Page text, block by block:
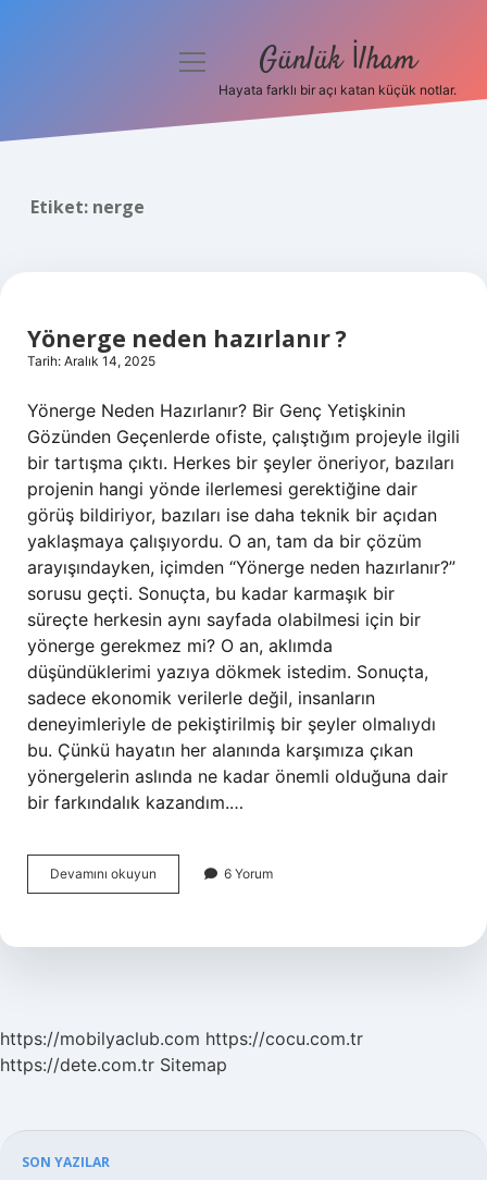
menüyü
Günlük İlham
Hayata farklı bir açı katan küçük notlar.
Etiket: nerge
Yönerge neden hazırlanır ?
Tarih: Aralık 14, 2025
Yönerge Neden Hazırlanır? Bir Genç Yetişkinin
Gözünden Geçenlerde ofiste, çalıştığım projeyle ilgili
bir tartışma çıktı. Herkes bir şeyler öneriyor, bazıları
projenin hangi yönde ilerlemesi gerektiğine dair
görüş bildiriyor, bazıları ise daha teknik bir açıdan
yaklaşmaya çalışıyordu. O an, tam da bir çözüm
arayışındayken, içimden “Yönerge neden hazırlanır?”
sorusu geçti. Sonuçta, bu kadar karmaşık bir
süreçte herkesin aynı sayfada olabilmesi için bir
yönerge gerekmez mi? O an, aklımda
düşündüklerimi yazıya dökmek istedim. Sonuçta,
sadece ekonomik verilerle değil, insanların
deneyimleriyle de pekiştirilmiş bir şeyler olmalıydı
bu. Çünkü hayatın her alanında karşımıza çıkan
yönergelerin aslında ne kadar önemli olduğuna dair
bir farkındalık kazandım.…
Devamını okuyun Yönerge
neden
6 Yorum
https://mobilyaclub.com https://cocu.com.tr
https://dete.com.tr Sitemap
SON YAZILAR